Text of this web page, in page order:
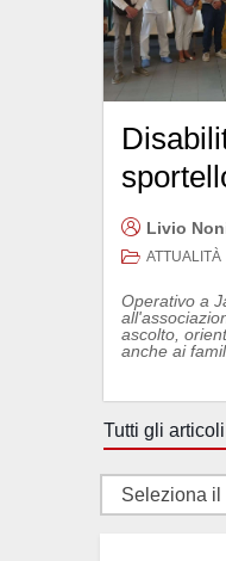
Livio
ATTUALITÀ
Operativo a
ascolto,
anche ai
Tutti gli articoli
Tutti